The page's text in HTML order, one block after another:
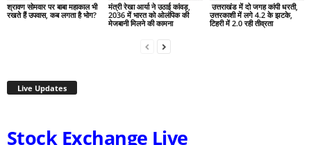
श्रावण सोमवार पर बाबा महाकाल भी
रखते हैं उपवास, कब लगता है भोग?
मंत्री रेखा आर्या ने उठाई कांवड़,
2036 में भारत को ओलंपिक की
मेजबानी मिलने की कामना
उत्तराखंड में दो जगह कांपी धरती,
उत्तरकाशी में लगे 4.2 के झटके,
टिहरी में 2.0 रही तीव्रता
Live Updates
Stock Exchange Live